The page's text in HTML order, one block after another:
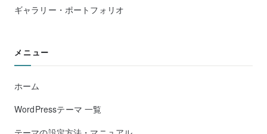
ギャラリー・ポートフォリオ
メニュー
ホーム
WordPressテーマ 一覧